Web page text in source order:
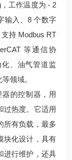
工作温度为 - 2
输入、8 个数字
持 Modbus RT
等通信协
、油气管道监
领域。
器的控制器，用
过热度。它适用
所有负载，最多
块化设计，具有
进行维护，还具